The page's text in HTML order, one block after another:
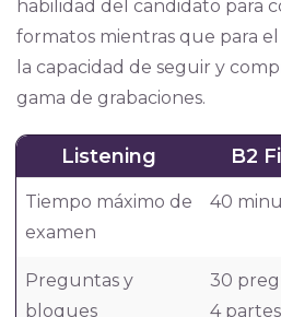
habilidad del candidato para
formatos mientras que para el
la capacidad de seguir y
gama de grabaciones.
Listening B2
Tiempo máximo de
examen
40
Preguntas y
bloques
30
4 partes